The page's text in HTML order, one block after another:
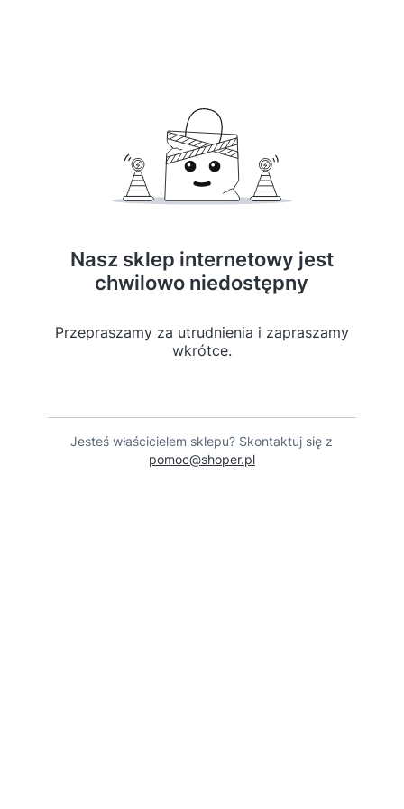
Nasz sklep internetowy jest
chwilowo niedostępny
Przepraszamy za utrudnienia i zapraszamy
wkrótce.
Jesteś właścicielem sklepu? Skontaktuj się z
pomoc@shoper.pl